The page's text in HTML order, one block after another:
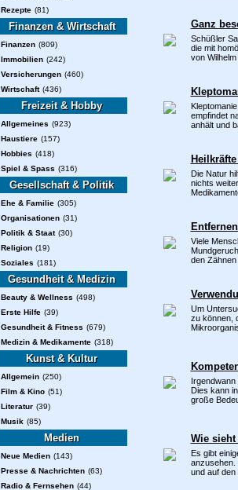
Rezepte (81)
Finanzen & Wirtschaft
Finanzen (809)
Immobilien (242)
Versicherungen (460)
Wirtschaft (436)
Freizeit & Hobby
Allgemeines (923)
Haustiere (157)
Hobbies (418)
Spiel & Spass (316)
Gesellschaft & Politik
Ehe & Familie (305)
Organisationen (31)
Politik & Staat (30)
Religion (19)
Soziales (181)
Gesundheit & Medizin
Beauty & Wellness (498)
Erste Hilfe (39)
Gesundheit & Fitness (679)
Medizin & Medikamente (318)
Kunst & Kultur
Allgemein (250)
Film & Kino (51)
Literatur (39)
Musik (85)
Medien
Neue Medien (143)
Presse & Nachrichten (63)
Radio & Fernsehen (44)
Ganz
Schüßler
die mit
von
empfindet
anhält und
Die Natur
nichts
Viele
den Zähnen
Um
zu können,
Irgendwann
Dies kann
große
Wie
Es gibt
anzusehen.
und auf den